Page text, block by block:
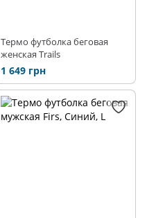
Термо футболка беговая
женская Trails
1 649 грн